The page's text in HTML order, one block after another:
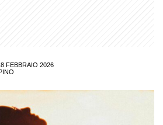
FEBBRAIO 2026